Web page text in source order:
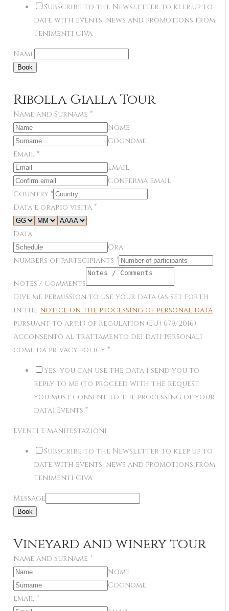
Subscribe to the Newsletter to keep up to
date with events, news and promotions from
Tenimenti Civa
Name
Book
Ribolla Gialla Tour
Name and Surname *
Nome
Cognome
Email *
Email
Conferma email
Country *
Data e orario visita *
Data
Ora
Numbers of partecipiants *
Notes / Comments
Give me permission to use your data (as set forth
in the notice on the processing of personal data
pursuant to art.13 of Regulation (EU) 679/2016)
Acconsento al trattamento dei dati personali
come da privacy policy *
Yes, you can use the data I send you to
reply to me (to proceed with the request
you must consent to the processing of your
data) Events *
Eventi e manifestazioni
Subscribe to the Newsletter to keep up to
date with events, news and promotions from
Tenimenti Civa
Message
Book
Vineyard and winery tour
Name and Surname *
Nome
Cognome
Email *